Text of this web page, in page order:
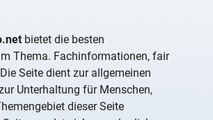
bietet die besten
Thema. Fachinformationen, fair
Seite dient zur allgemeinen
Unterhaltung für Menschen,
dieser Seite